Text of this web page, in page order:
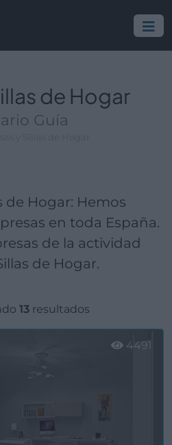
de Hogar
Guía
de Hogar: Hemos
en toda España.
de la actividad
de Hogar.
13resultados
4491